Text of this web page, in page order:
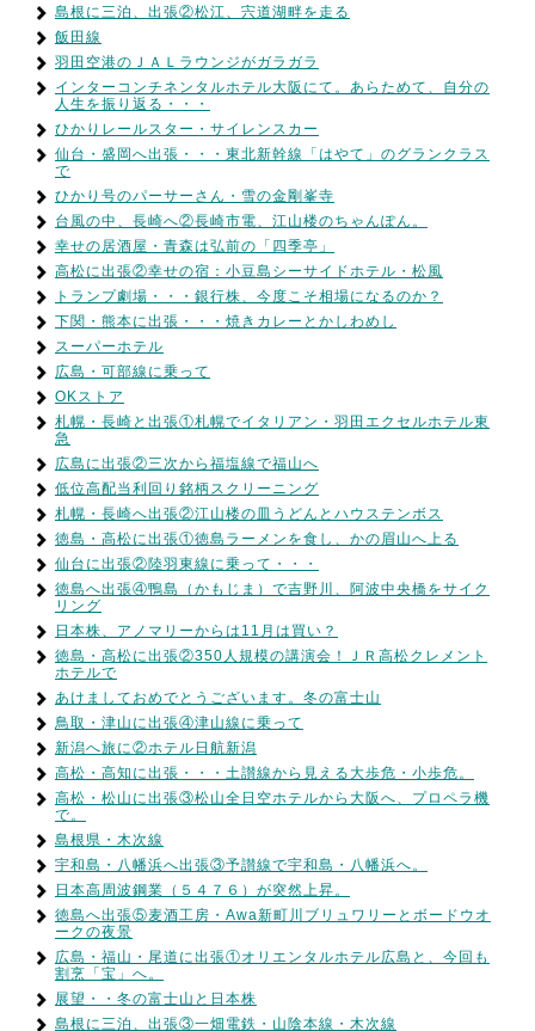
島根に三泊、出張②松江、宍道湖畔を走る
飯田線
羽田空港のＪＡＬラウンジがガラガラ
インターコンチネンタルホテル大阪にて。あらためて、自分の
人生を振り返る・・・
ひかりレールスター・サイレンスカー
仙台・盛岡へ出張・・・東北新幹線「はやて」のグランクラス
で
ひかり号のパーサーさん・雪の金剛峯寺
台風の中、長崎へ②長崎市電、江山楼のちゃんぽん。
幸せの居酒屋・青森は弘前の「四季亭」
高松に出張②幸せの宿：小豆島シーサイドホテル・松風
トランプ劇場・・・銀行株、今度こそ相場になるのか？
下関・熊本に出張・・・焼きカレーとかしわめし
スーパーホテル
広島・可部線に乗って
OKストア
札幌・長崎と出張①札幌でイタリアン・羽田エクセルホテル東
急
広島に出張②三次から福塩線で福山へ
低位高配当利回り銘柄スクリーニング
札幌・長崎へ出張②江山楼の皿うどんとハウステンボス
徳島・高松に出張①徳島ラーメンを食し、かの眉山へ上る
仙台に出張②陸羽東線に乗って・・・
徳島へ出張④鴨島（かもじま）で吉野川、阿波中央橋をサイク
リング
日本株、アノマリーからは11月は買い？
徳島・高松に出張②350人規模の講演会！ＪＲ高松クレメント
ホテルで
あけましておめでとうございます。冬の富士山
鳥取・津山に出張④津山線に乗って
新潟へ旅に②ホテル日航新潟
高松・高知に出張・・・土讃線から見える大歩危・小歩危。
高松・松山に出張③松山全日空ホテルから大阪へ、プロペラ機
で。
島根県・木次線
宇和島・八幡浜へ出張③予讃線で宇和島・八幡浜へ。
日本高周波鋼業（５４７６）が突然上昇。
徳島へ出張⑤麦酒工房・Awa新町川ブリュワリーとボードウオ
ークの夜景
広島・福山・尾道に出張①オリエンタルホテル広島と、今回も
割烹「宝」へ。
展望・・冬の富士山と日本株
島根に三泊、出張③一畑電鉄・山陰本線・木次線